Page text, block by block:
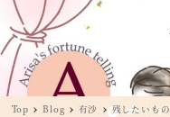
Top Blog 有沙 残したいもの